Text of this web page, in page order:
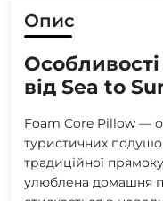
Опис
від Sea to
Foam Core Pillow —
туристичних
традиційної
улюблена домашня